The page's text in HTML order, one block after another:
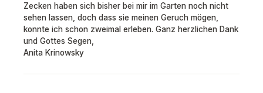
Zecken haben sich bisher bei mir im Garten noch nicht
sehen lassen, doch dass sie meinen Geruch mögen,
konnte ich schon zweimal erleben. Ganz herzlichen Dank
und Gottes Segen,
Anita Krinowsky